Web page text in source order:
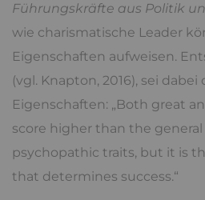
Führungskräfte aus Politik
wie charismatische Leader
Eigenschaften aufweisen.
(vgl. Knapton, 2016), sei dabei
Eigenschaften: „Both great
score higher than the
psychopathic traits, but it is
that determines success.“